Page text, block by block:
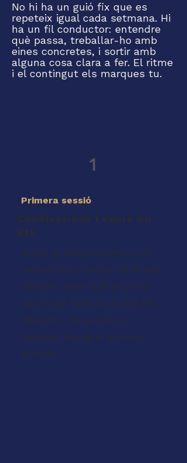
No hi ha un guió fix que es
repeteix igual cada setmana. Hi
ha un fil conductor: entendre
què passa, treballar-ho amb
eines concretes, i sortir amb
alguna cosa clara a fer. El ritme
i el contingut els marques tu.
1
Primera sessió
Conèixer-nos i veure on
ets
Sense qüestionaris eterns ni
“sessió zero”. Parlem de la teva
situació, veiem què et porta
aquí i què t'agradaria que fos
diferent, i comencem a
treballar des de la primera
trobada.